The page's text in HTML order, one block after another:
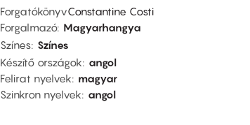
ForgatókönyvConstantine Costi
Forgalmazó Magyarhangya
Színes Színes
Készítő országok
angol
Felirat nyelvek
magyar
Szinkron nyelvek
angol